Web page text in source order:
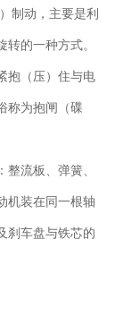
制动，主要是利
的一种方式。
抱（压）住与电
称为抱闸（碟
流板、弹簧、
机装在同一根轴
刹车盘与铁芯的